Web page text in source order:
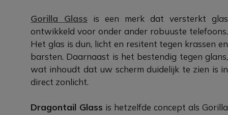
Gorilla Glass is een merk dat versterkt glas
ontwikkeld voor onder ander robuuste telefoons.
Het glas is dun, licht en resitent tegen krassen en
barsten. Daarnaast is het bestendig tegen glans,
wat inhoudt dat uw scherm duidelijk te zien is in
direct zonlicht.
Dragontail Glass is hetzelfde concept als Gorilla